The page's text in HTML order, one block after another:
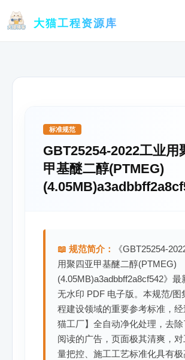
大猫工程资源库
标准规范
GBT25254-2022工业用
甲基醚二醇(PTMEG)
📖 规范简介：
《GBT25254-
用聚四亚甲基醚二醇(PTMEG)
(4.05MB)a3adbbff2a8cf542》最
无水印 PDF 电子版。本规范/图
程建设领域的重要参考标准，经
猫工厂】全自动净化处理，去除
阅读的广告，页面极其清爽，
量把控、施工工艺标准化具有极